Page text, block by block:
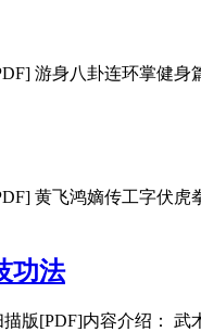
游身八卦连环掌健身
黄飞鸿嫡传工字伏虎
功法
版[PDF]内容介绍： 武